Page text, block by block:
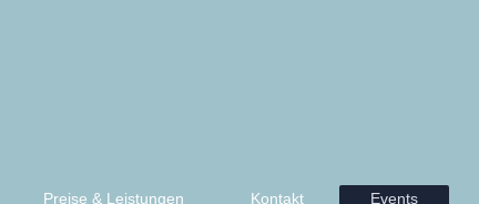
Preise & Leistungen Kontakt Events